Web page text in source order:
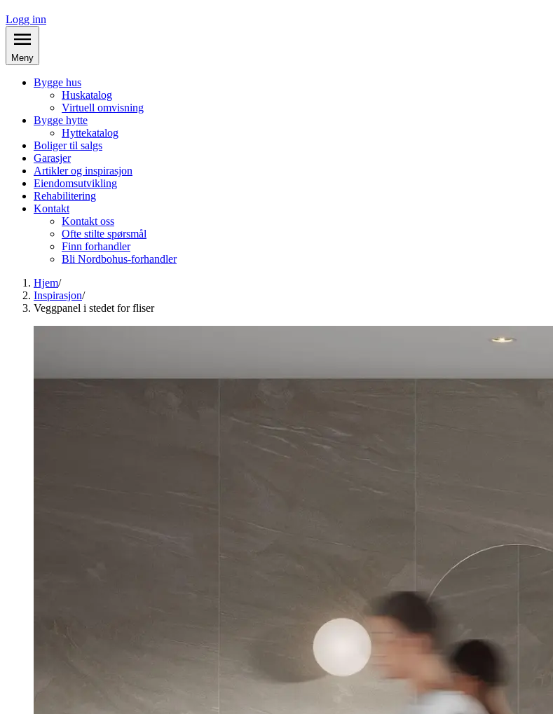
Logg inn
Meny
Bygge hus
Huskatalog
Virtuell omvisning
Bygge hytte
Hyttekatalog
Boliger til salgs
Garasjer
Artikler og inspirasjon
Eiendomsutvikling
Rehabilitering
Kontakt
Kontakt oss
Ofte stilte spørsmål
Finn forhandler
Bli Nordbohus-forhandler
Hjem/
Inspirasjon/
Veggpanel i stedet for fliser